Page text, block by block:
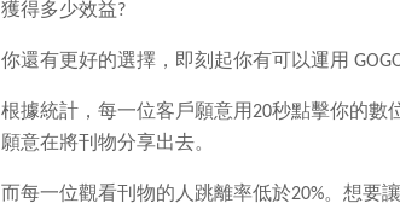
獲得多少效益?
你還有更好的選擇，即刻起你有可以運用
根據統計，每一位客戶願意用20秒點擊你的數
願意在將刊物分享出去。
而每一位觀看刊物的人跳離率低於20%。想要